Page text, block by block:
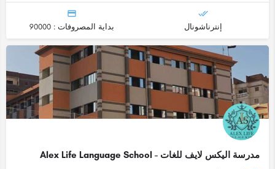
إنترناشونال بداية المصروفات : 90000
مدرسة اليكس لايف للغات - Alex Life Language School